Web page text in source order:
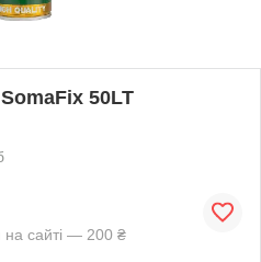
50LT
на сайті — 200 ₴